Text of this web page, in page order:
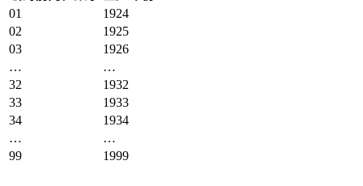
01
1924
02
1925
03
1926
…
…
32
1932
33
1933
34
1934
…
…
99
1999